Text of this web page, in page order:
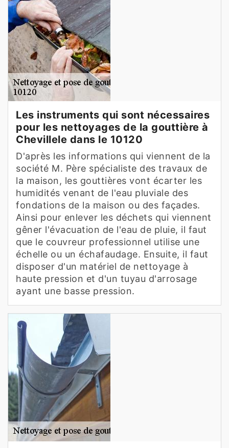
Les instruments qui sont nécessaires
pour les nettoyages de la gouttière à
Chevillele dans le 10120
D'après les informations qui viennent de la
société M. Père spécialiste des travaux de
la maison, les gouttières vont écarter les
humidités venant de l'eau pluviale des
fondations de la maison ou des façades.
Ainsi pour enlever les déchets qui viennent
gêner l'évacuation de l'eau de pluie, il faut
que le couvreur professionnel utilise une
échelle ou un échafaudage. Ensuite, il faut
disposer d'un matériel de nettoyage à
haute pression et d'un tuyau d'arrosage
ayant une basse pression.